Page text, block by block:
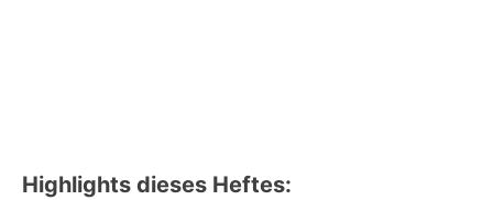
Highlights dieses Heftes: